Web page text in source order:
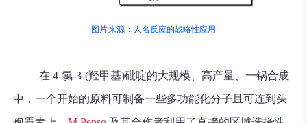
图片来源： 人名反应的战略性应用
在 4-氯-3-(羟甲基)砒啶的大规模、高产量、一锅合成
中，一个开始的原料可制备一些多功能化分子且可连到头